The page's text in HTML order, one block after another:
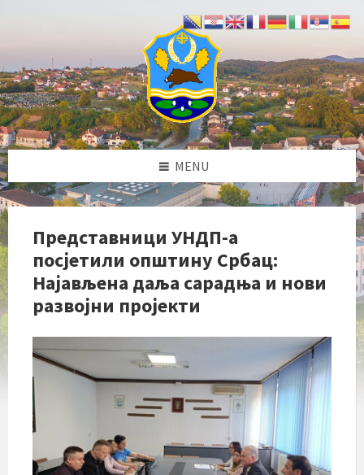
MENU
Представници УНДП-а
посјетили општину Србац:
Најављена даља сарадња и нови
развојни пројекти